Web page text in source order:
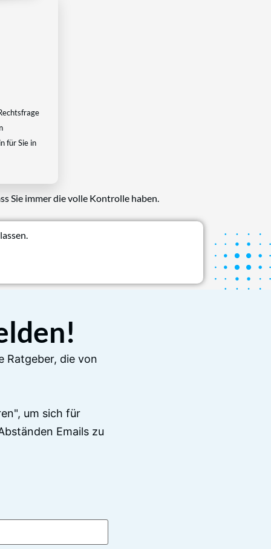
für Sie in
Sie immer die volle Kontrolle haben.
Ratgeber, die von
um sich für
Emails zu